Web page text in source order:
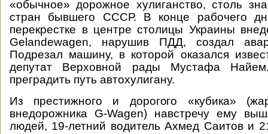
«обычное» дорожное хулиганство, столь
стран бывшего СССР. В конце рабочего
перекрестке в центре столицы Украины
Gelandewagen, нарушив ПДД, создал
Подрезал машину, в которой оказался
депутат Верховной рады Мустафа
преградить путь автохулигану.
Из престижного и дорогого «кубика»
внедорожника G-Wagen) навстречу ему
людей, 19-летний водитель Ахмед Саитов и